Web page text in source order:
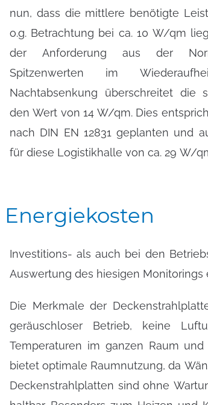
nun, dass die mittlere benötigte
o.g. Betrachtung bei ca. 10 W/qm
der Anforderung aus der
Spitzenwerten im
Nachtabsenkung überschreitet die
den Wert von 14 W/qm. Dies
nach DIN EN 12831 geplanten und
für diese Logistikhalle von ca. 29 W/
Energiekosten
Auswertung des hiesigen Monitorings
Die Merkmale der
geräuschloser Betrieb, keine
Temperaturen im ganzen Raum und
bietet optimale Raumnutzung, da
Deckenstrahlplatten sind ohne